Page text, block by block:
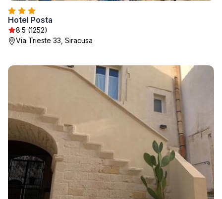
Hotel Posta
8.5 (1252)
Via Trieste 33, Siracusa